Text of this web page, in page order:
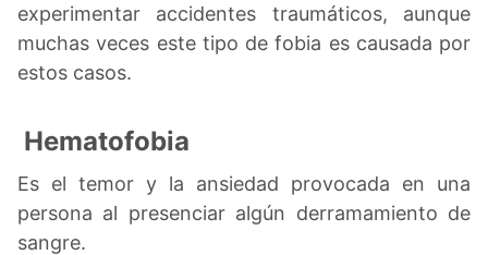
experimentar accidentes traumáticos, aunque
muchas veces este tipo de fobia es causada por
estos casos.
Hematofobia
Es el temor y la ansiedad provocada en una
persona al presenciar algún derramamiento de
sangre.